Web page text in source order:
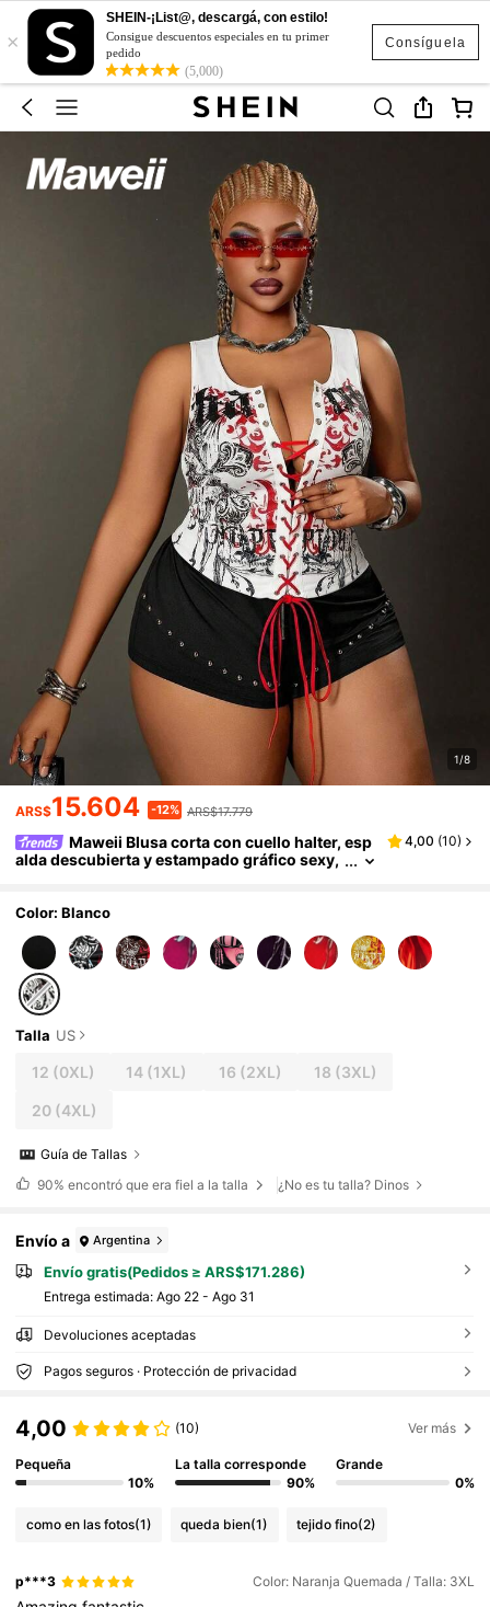
Consíguela
×
SHEIN-¡List@, descargá, con estilo!
Consigue descuentos especiales en tu primer
pedido
(5,000)
1/8
ARS$15.604 -12% ARS$17.779
Maweii Blusa corta con cuello halter, esp
alda descubierta y estampado gráfico sexy,
4,00 (10)
Color: Blanco
Talla US
12 (0XL) 14 (1XL) 16 (2XL) 18 (3XL)
20(4XL)
Guía de Tallas
90% encontró que era fiel a la talla ¿No es tu talla? Dinos
Envío a Argentina
Envío gratis(Pedidos ≥ ARS$171.286)
Entrega estimada: Ago 22 - Ago 31
Devoluciones aceptadas
Pagos seguros · Protección de privacidad
4,00 (10) Ver más
Pequeña
10%
La talla corresponde
90%
Grande
0%
como en las fotos(1) queda bien(1) tejido fino(2)
p***3 Color: Naranja Quemada / Talla: 3XL